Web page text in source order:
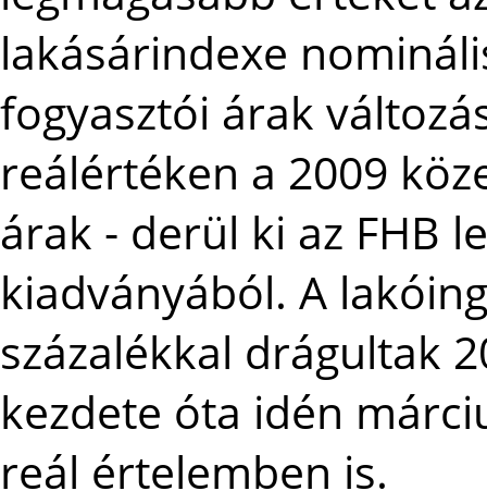
lakásárindexe
fogyasztói árak
reálértéken a 2009
árak - derül ki az FHB
kiadványából. A
százalékkal drágultak
kezdete óta idén
reál értelemben is.